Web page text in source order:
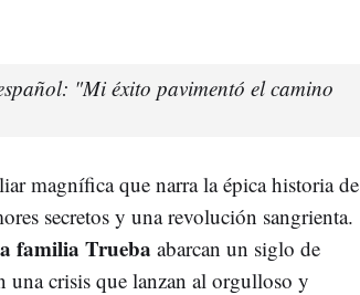
"Mi éxito pavimentó el camino
magnífica que narra la épica historia de
secretos y una revolución sangrienta.
familia Trueba abarcan un siglo de
una crisis que lanzan al orgulloso y